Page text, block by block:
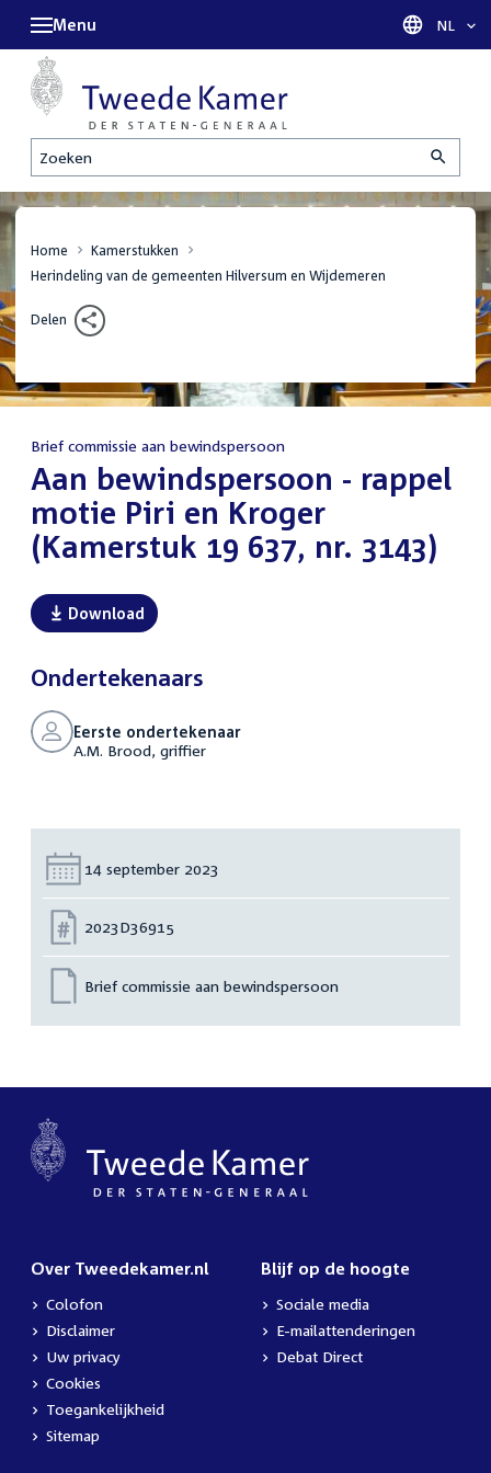
Zoeken
Menu Taal
NL
Home
Kamerstukken
Herindeling van de gemeenten Hilversum en Wijdemeren
Delen
Brief commissie aan bewindspersoon
Aan bewindspersoon - rappel
motie Piri en Kroger
(Kamerstuk 19 637, nr. 3143)
Download
Ondertekenaars
Eerste ondertekenaar
A.M. Brood, griffier
Datum:
14 september 2023
Nummer:
2023D36915
Brief commissie aan bewindspersoon
Over Tweedekamer.nl
Colofon
Disclaimer
Uw privacy
Cookies
Toegankelijkheid
Sitemap
Blijf op de hoogte
Sociale media
E-mailattenderingen
Debat Direct